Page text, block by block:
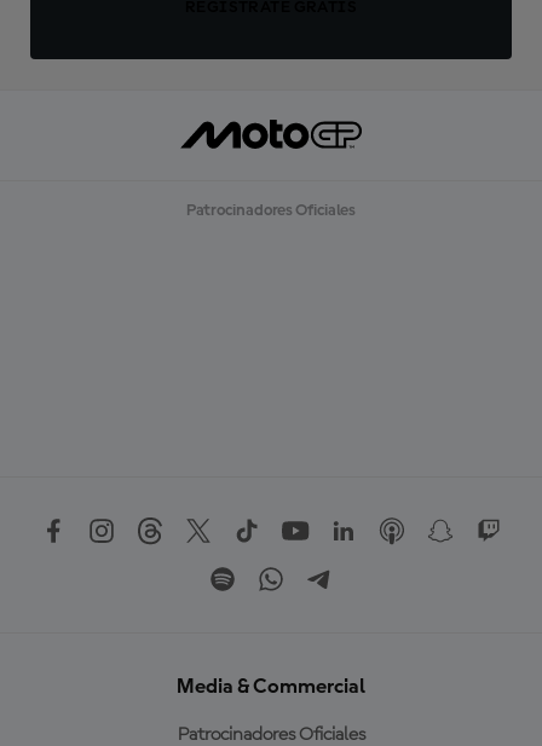
Patrocinadores Oficiales
Media & Commercial
Patrocinadores Oficiales